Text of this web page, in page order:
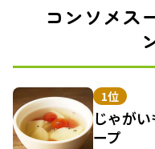
コンソメス
1位
じゃが
ープ